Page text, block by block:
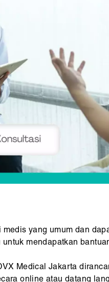
yang umum dan
mendapatkan
Medical Jakarta
online atau datang